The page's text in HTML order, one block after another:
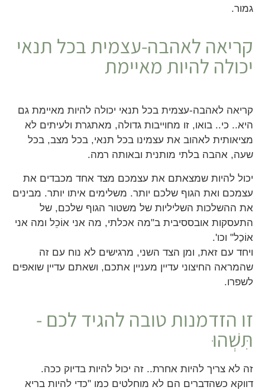
גמור.
קריאה לאהבה-עצמית בכל תנאי
יכולה להיות מאיימת
קריאה לאהבה-עצמית בכל תנאי יכולה להיות מאיימת גם
היא.. כי.. בואו, זו מחוייבות גדולה, מאתגרת ולעיתים לא
מציאותית לאהוב את עצמינו בכל תנאי, בכל מצב, בכל
שעה, אהבה בלתי מותנית ובאותה רמה.
יכול להיות שמצאתם את עצמכם מצד אחד מכבדים את
עצמכם ואת הגוף שלכם יותר. משלימים איתו יותר. מבינים
את ההשלכות השליליות של משטור הגוף שלכם, של
התעסקות אובססיבית ב"מה אכלתי, מה אני אוֹכֵל ומה אני
אוֹכַל" וכו'.
ויחד עם זאת, ומן הצד השני, מרגישים לא נוח עם זה
שהמראה החיצוני עדיין מעניין אתכם, ושאתם עדיין שואפים
לשפרו.
זו הזדמנות טובה להגיד לכם -
תִּשְׁהוּ
זה לא צריך להיות אחרת.. זה יכול להיות בדיוק ככה.
דווקא כשהדברים הם לא מוחלטים כמו "כדי להיות בריא